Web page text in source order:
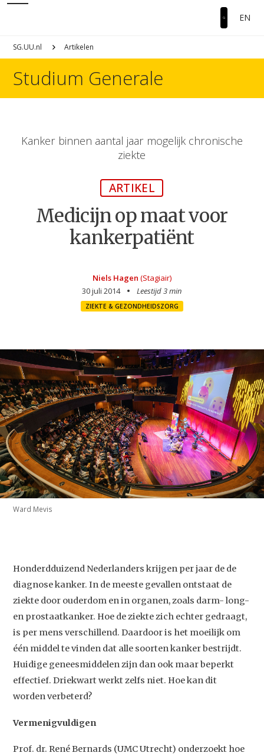
EN
SG.UU.nl Artikelen
Studium Generale
Kanker binnen aantal jaar mogelijk chronische
ziekte
ARTIKEL
Medicijn op maat voor
kankerpatiënt
Niels Hagen (Stagiair)
30 juli 2014
Leestijd 3 min
ZIEKTE & GEZONDHEIDSZORG
Ward Mevis
Honderdduizend Nederlanders krijgen per jaar de de
diagnose kanker. In de meeste gevallen ontstaat de
ziekte door ouderdom en in organen, zoals darm- long-
en prostaatkanker. Hoe de ziekte zich echter gedraagt,
is per mens verschillend. Daardoor is het moeilijk om
één middel te vinden dat alle soorten kanker bestrijdt.
Huidige geneesmiddelen zijn dan ook maar beperkt
effectief. Driekwart werkt zelfs niet. Hoe kan dit
worden verbeterd?
Vermenigvuldigen
Prof. dr. René Bernards (UMC Utrecht) onderzoekt hoe